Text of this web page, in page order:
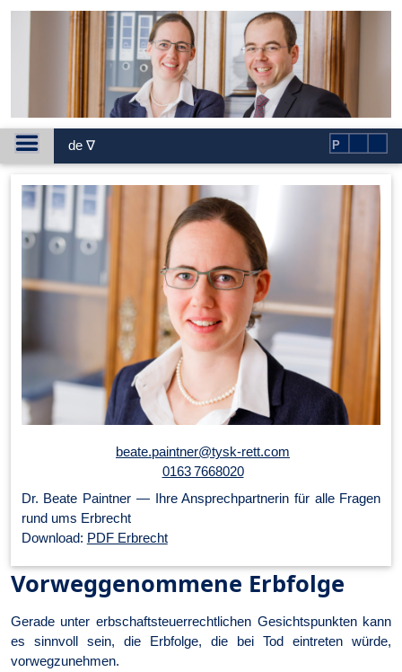
de ∇ P
beate.paintner@tysk-rett.com
0163 7668020
Dr. Beate Paintner — Ihre An­sprech­part­ner­in für alle Fragen
rund ums Erbrecht
Download: PDF Erbrecht
Vorweggenommene Erbfolge
Gerade unter erbschaftsteuerrechtlichen Gesichtspunkten kann
es sinnvoll sein, die Erbfolge, die bei Tod eintreten würde,
vorwegzunehmen.